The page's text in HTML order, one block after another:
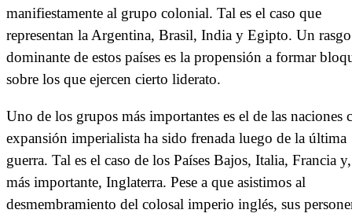
manifiestamente al grupo colonial. Tal es el caso que
representan la Argentina, Brasil, India y Egipto. Un rasgo
dominante de estos países es la propensión a formar
sobre los que ejercen cierto liderato.
Uno de los grupos más importantes es el de las naciones
expansión imperialista ha sido frenada luego de la última
guerra. Tal es el caso de los Países Bajos, Italia, Francia
más importante, Inglaterra. Pese a que asistimos al
desmembramiento del colosal imperio inglés, sus